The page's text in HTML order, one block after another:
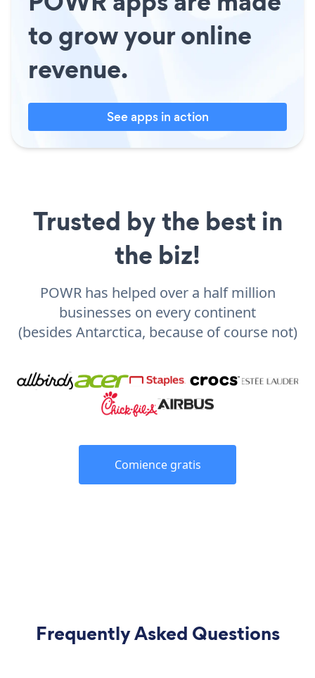
to grow your online
revenue.
See apps in action
Trusted by the best in
the biz!
POWR has helped over a half million
businesses on every continent
(besides Antarctica, because of course not)
Comience gratis
Frequently Asked Questions